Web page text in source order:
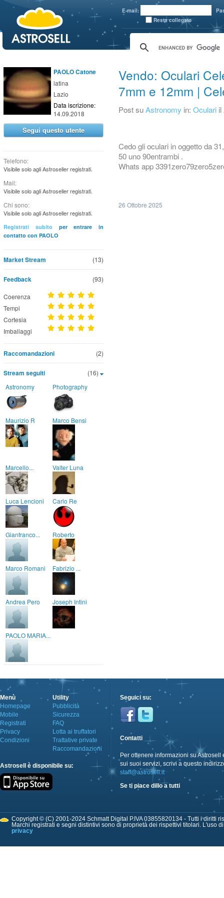
E-mail:
Resta collegato
PAOLO Catone
latina
Lazio
Data iscrizione:
14.09.2018
Segui questo utente
Telefono:
Visibile solo agli Astroseller registrati.
Mail:
Visibile solo agli Astroseller registrati.
Chi sono:
Visibile solo agli Astroseller registrati.
Registrati subitoper entrare in
contatto con PAOLO
(13)
Market Stream
Feedback (93)
Coerenza
Tempi
Cortesia
Imballaggi
(2)
Raccomandazioni
(16)
Stream seguiti
Astronomy Photography
Maurizio R Marco Bensi
Marcello... Valter Luna
Luca Lencioni Carlo Re
Gianfranco... Roberto
Marco Romani Fabrizio ...
Andrea Pero Joseph Intini
PAOLO MARIA...
Vendo: Oculari
7mm e 12mm |
Post suAstronomy in: Oculari il
Cedo gli oculari in oggetto da
50 uno 90entrambi .
Whats app
26 Ottobre 2025
Menù
Homepage
Mobile
Registrati
Privacy
Condizioni
Utility
Pubblicità
Sicurezza
FAQ
Lotta ai truffatori
Trattative private
Raccomandazioni
Astrosell è disponibile su:
Seguici su:
Contatti
Per ottenere informazioni su Astrosell
sui suoi servizi, scrivi a questo
staff@astrosell.it
Se ti piace dillo a tutti
Copyright © (C) 2001-2024 Schmatt Digital P.IVA 03855820134 - Tutti i diritti
Marchi registrati e segni distintivi sono di proprietà dei rispettivi titolari. L'uso
privacy